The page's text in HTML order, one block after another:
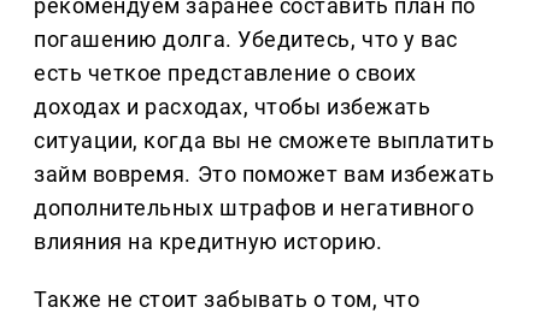
рекомендуем заранее составить план по
погашению долга. Убедитесь, что у вас
есть четкое представление о своих
доходах и расходах, чтобы избежать
ситуации, когда вы не сможете выплатить
займ вовремя. Это поможет вам избежать
дополнительных штрафов и негативного
влияния на кредитную историю.
Также не стоит забывать о том, что